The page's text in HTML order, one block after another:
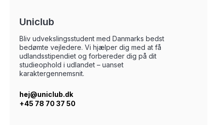
Uniclub
Bliv udvekslingsstudent med Danmarks bedst
bedømte vejledere. Vi hjælper dig med at få
udlandsstipendiet og forbereder dig på dit
studieophold i udlandet – uanset
karaktergennemsnit.
hej@uniclub.dk
+45 78 70 37 50